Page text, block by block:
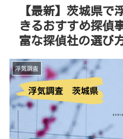
【最新】茨城県で
きるおすすめ探偵
富な探偵社の選び
浮気調査